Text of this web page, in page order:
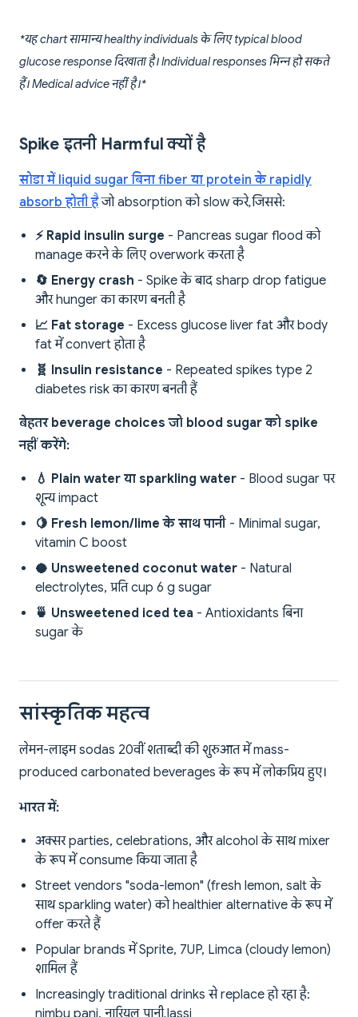
*यह chart सामान्य healthy individuals के लिए typical blood
glucose response दिखाता है। Individual responses भिन्न हो सकते
हैं। Medical advice नहीं है।*
Spike इतनी Harmful क्यों है
सोडा में liquid sugar बिना fiber या protein के rapidly
absorb होती हैजो absorption को slow करे, जिससे:
⚡ Rapid insulin surge - Pancreas sugar flood को
manage करने के लिए overwork करता है
🔄 Energy crash - Spike के बाद sharp drop fatigue
और hunger का कारण बनती है
📈 Fat storage - Excess glucose liver fat और body
fat में convert होता है
🧬 Insulin resistance - Repeated spikes type 2
diabetes risk का कारण बनती हैं
बेहतर beverage choices जो blood sugar को spike
नहीं करेंगे:
💧 Plain water या sparkling water - Blood sugar पर
शून्य impact
🍋 Fresh lemon/lime के साथ पानी - Minimal sugar,
vitamin C boost
🥥 Unsweetened coconut water - Natural
electrolytes, प्रति cup 6 g sugar
🍵 Unsweetened iced tea - Antioxidants बिना
sugar के
सांस्कृतिक महत्व
लेमन-लाइम sodas 20वीं शताब्दी की शुरुआत में mass-
produced carbonated beverages के रूप में लोकप्रिय हुए।
भारत में:
अक्सर parties, celebrations, और alcohol के साथ mixer
के रूप में consume किया जाता है
Street vendors "soda-lemon" (fresh lemon, salt के
साथ sparkling water) को healthier alternative के रूप में
offer करते हैं
Popular brands में Sprite, 7UP, Limca (cloudy lemon)
शामिल हैं
Increasingly traditional drinks से replace हो रहा है: